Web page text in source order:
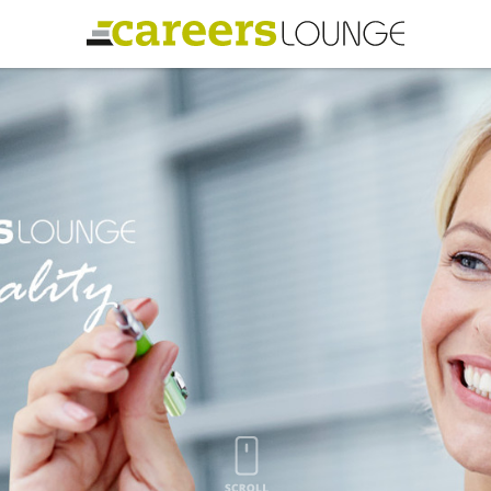
CAREERS LOUNGE KARRIERE-KICK
Personal Coaching
Ihr persönlicher Coach für Ihre
berufliche Weiterentwicklung.
kompakt für Sie zum Download
E-Videothek
Vorträge von Top-Speakern kostenlos
und in voller Länge
Veranstaltungen
Exklusive CAREERS LOUNGE
Veranstaltungen und Partnerevents
Angemeldet
Passwort
JETZT
Als LOUNGIST
Inhalten und zur
exklusiven
LOUNGE.